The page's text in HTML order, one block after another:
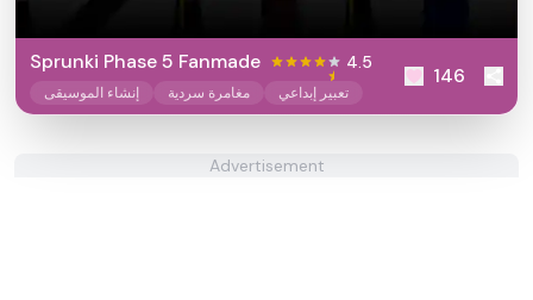
Sprunki Phase 5 Fanmade 4.5
إنشاء الموسيقى مغامرة سردية تعبير إبداعي
146
Advertisement